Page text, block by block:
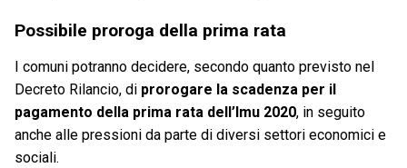
Possibile proroga della prima rata
I comuni potranno decidere, secondo quanto previsto nel
Decreto Rilancio, di prorogare la scadenza per il
pagamento della prima rata dell’Imu 2020, in seguito
anche alle pressioni da parte di diversi settori economici e
sociali.